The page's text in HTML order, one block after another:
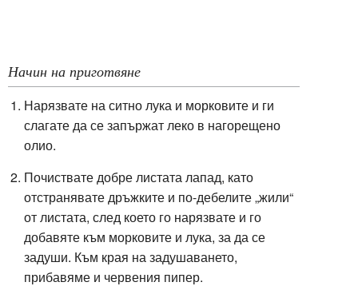
Начин на приготвяне
Нарязвате на ситно лука и морковите и ги
слагате да се запържат леко в нагорещено
олио.
Почиствате добре листата лапад, като
отстранявате дръжките и по-дебелите „жили“
от листата, след което го нарязвате и го
добавяте към морковите и лука, за да се
задуши. Към края на задушаването,
прибавяме и червения пипер.